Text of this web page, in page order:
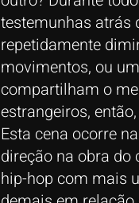
testemunhas atrás
repetidamente
movimentos, ou
compartilham o
estrangeiros,
Esta cena ocorre
direção na obra do
hip-hop com mais